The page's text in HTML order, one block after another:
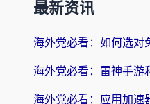
最新资讯